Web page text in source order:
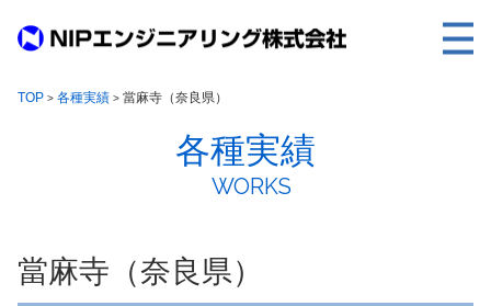
TOP
会社案内
TOP > 各種実績 > 當麻寺（奈良県）
各種実績
WORKS
當麻寺（奈良県）